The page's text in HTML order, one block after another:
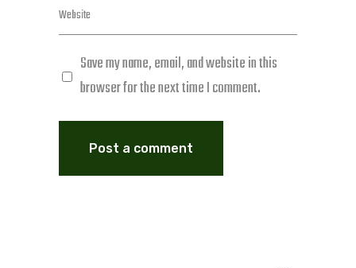
Save my name, email, and website in this
browser for the next time I comment.